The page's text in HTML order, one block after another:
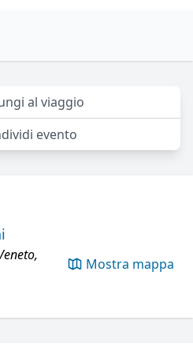
al viaggio
evento
Mostra mappa